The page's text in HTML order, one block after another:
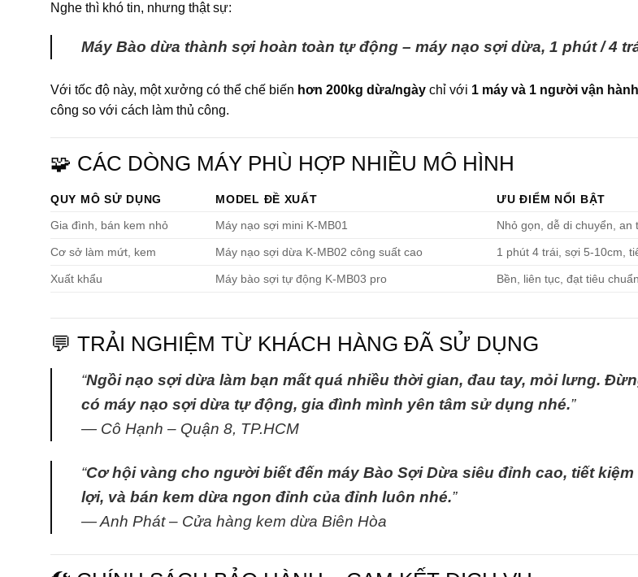
Nghe thì khó tin, nhưng thật sự:
Máy Bào dừa thành sợi hoàn toàn tự động – máy nạo sợi dừa, 1 phút / 4
Với tốc độ này, một xưởng có thể chế biến hơn 200kg dừa/ngày chỉ với 1 máy và 1 người vận hành
công so với cách làm thủ công.
🧩 CÁC DÒNG MÁY PHÙ HỢP NHIỀU MÔ HÌNH
QUY MÔ SỬ DỤNG MODEL ĐỀ XUẤT
ƯU ĐIỂM NỔI BẬT
Gia đình, bán kem nhỏ
Máy nạo sợi mini K-MB01 Nhỏ gọn, dễ di chuyển, an
Cơ sở làm mứt, kem Máy nạo sợi dừa K-MB02 công suất cao 1 phút 4 trái, sợi 5-10cm,
Xuất khẩu Máy bào sợi tự động K-MB03 pro Bền, liên tục, đạt tiêu
💬 TRẢI NGHIỆM TỪ KHÁCH HÀNG ĐÃ SỬ DỤNG
“Ngồi nạo sợi dừa làm bạn mất quá nhiều thời gian, đau tay, mỏi lưng.
có máy nạo sợi dừa tự động, gia đình mình yên tâm sử dụng nhé.”
— Cô Hạnh – Quận 8, TP.HCM
“Cơ hội vàng cho người biết đến máy Bào Sợi Dừa siêu đỉnh cao, tiết
lợi, và bán kem dừa ngon đỉnh của đỉnh luôn nhé.”
— Anh Phát – Cửa hàng kem dừa Biên Hòa